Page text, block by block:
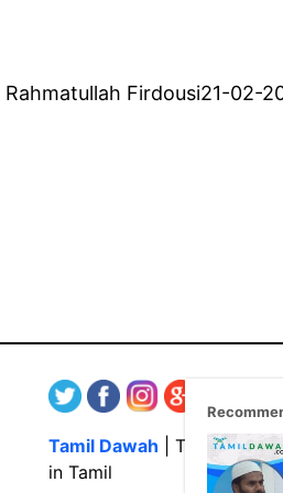
Firdousi21-02-
Tamil Dawah | The Media
in Tamil